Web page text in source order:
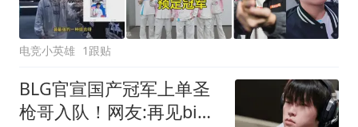
电竞小英雄 1跟贴
BLG官宣国产冠军上单圣
枪哥入队！网友:再见bin